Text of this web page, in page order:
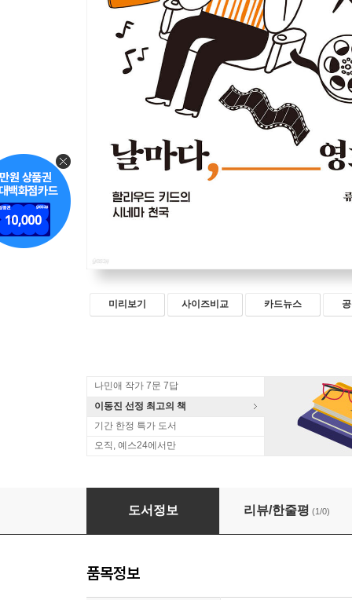
미리보기 사이즈비교 카드뉴스
나민애 작가 7문 7답
이동진 선정 최고의 책
기간 한정 특가 도서
오직, 예스24에서만
날마다, 영화
도서정보 리뷰/한줄평 (1/0)
품목정보